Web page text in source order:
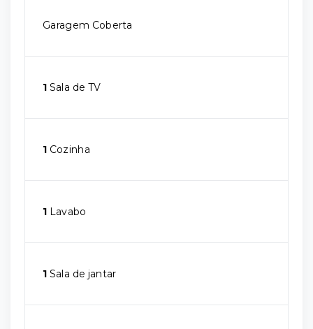
Garagem Coberta
1 Sala de TV
1 Cozinha
1 Lavabo
1 Sala de jantar